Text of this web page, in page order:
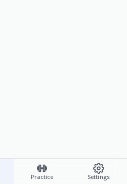
Practice Settings